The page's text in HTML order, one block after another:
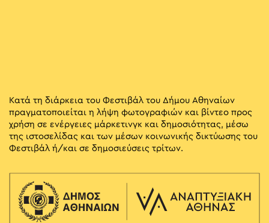
Κατά τη διάρκεια του Φεστιβάλ του Δήμου Αθηναίων
πραγματοποιείται η λήψη φωτογραφιών και βίντεο προς
χρήση σε ενέργειες μάρκετινγκ και δημοσιότητας, μέσω
της ιστοσελίδας και των μέσων κοινωνικής δικτύωσης του
Φεστιβάλ ή/και σε δημοσιεύσεις τρίτων.